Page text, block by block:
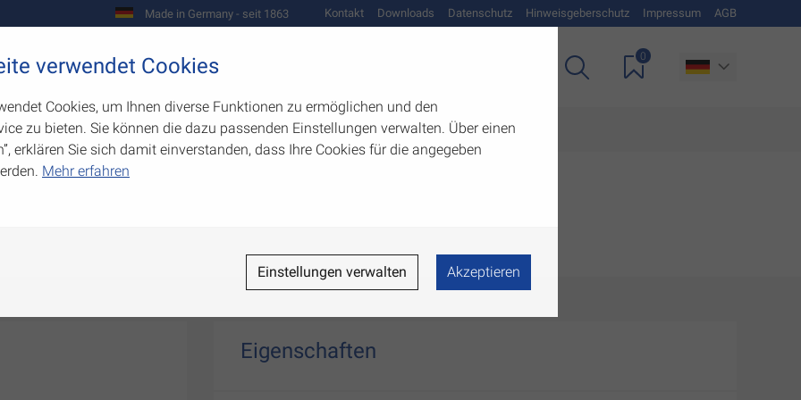
Made in Germany - seit 1863 Kontakt Downloads Datenschutz Hinweisgeberschutz Impressum AGB
Werkzeugbau
0
Eigenschaften
verwendet Cookies
Cookies, um Ihnen diverse Funktionen zu ermöglichen und den
zu bieten. Sie können die dazu passenden Einstellungen verwalten. Über einen
erklären Sie sich damit einverstanden, dass Ihre Cookies für die angegeben
Mehr erfahren
Einstellungen verwalten Akzeptieren